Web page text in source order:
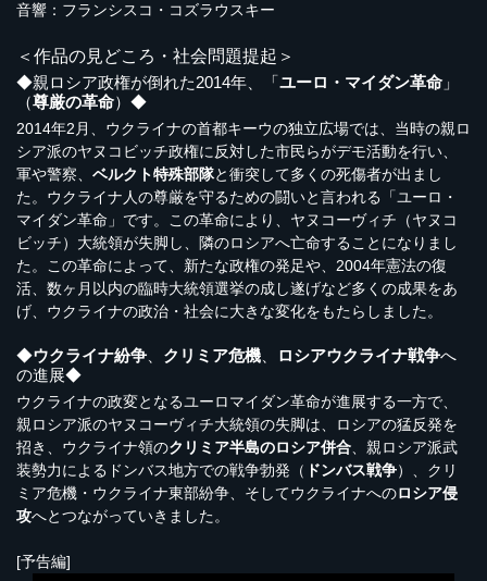
音響：フランシスコ・コズラウスキー
＜作品の見どころ・社会問題提起＞
◆親ロシア政権が倒れた2014年、「ユーロ・マイダン革命 」
（尊厳の革命）◆
2014年2月、ウクライナの首都キーウの独立広場では、当時の親ロ
シア派のヤヌコビッチ政権に反対した市民らがデモ活動を行い、
軍や警察、 ベルクト特殊部隊と衝突して多くの死傷者が出まし
た。ウクライナ人の尊厳を守るための闘いと言われる「ユーロ・
マイダン革命」です。この革命により、ヤヌコーヴィチ（ヤヌコ
ビッチ）大統領が失脚し、隣のロシアへ亡命することになりまし
た。この革命によって、新たな政権の発足や、2004年憲法の復
活、数ヶ月以内の臨時大統領選挙の成し遂げなど多くの成果をあ
げ、ウクライナの政治・社会に大きな変化をもたらしました。
◆ウクライナ紛争 クリミア危機 ロシアウクライナ戦争へ
の進展◆
ウクライナの政変となるユーロマイダン革命が進展する一方で、
親ロシア派のヤヌコーヴィチ大統領の失脚は、ロシアの猛反発を
招き、ウクライナ領のクリミア半島のロシア併合 、親ロシア派武
装勢力によるドンバス地方での戦争勃発（ ドンバス戦争）、クリ
ミア危機・ウクライナ東部紛争、そしてウクライナへのロシア侵
攻へとつながっていきました。
[予告編]